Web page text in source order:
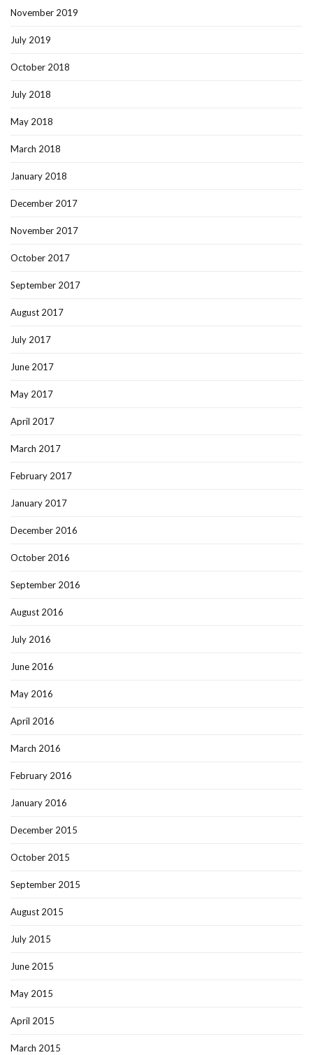
November 2019
July 2019
October 2018
July 2018
May 2018
March 2018
January 2018
December 2017
November 2017
October 2017
September 2017
August 2017
July 2017
June 2017
May 2017
April 2017
March 2017
February 2017
January 2017
December 2016
October 2016
September 2016
August 2016
July 2016
June 2016
May 2016
April 2016
March 2016
February 2016
January 2016
December 2015
October 2015
September 2015
August 2015
July 2015
June 2015
May 2015
April 2015
March 2015